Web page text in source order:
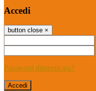
Accedi
button close ×
Password dimenticata?